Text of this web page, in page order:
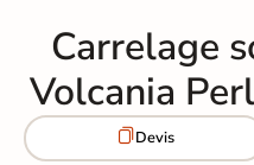
Carrelage
Volcania
Devis